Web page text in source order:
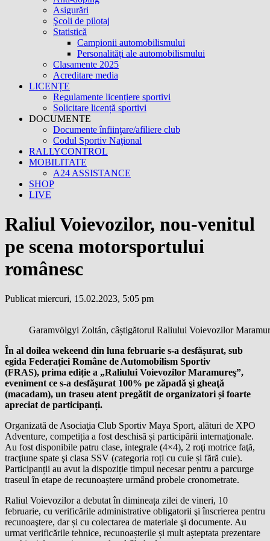
Asigurări
Şcoli de pilotaj
Statistică
Campionii automobilismului
Personalități ale automobilismului
Clasamente 2025
Acreditare media
LICENȚE
Regulamente licențiere sportivi
Solicitare licență sportivi
DOCUMENTE
Documente înfiinţare/afiliere club
Codul Sportiv Naţional
RALLYCONTROL
MOBILITATE
A24 ASSISTANCE
SHOP
LIVE
Raliul Voievozilor, nou-venitul
pe scena motorsportului
românesc
Publicat miercuri, 15.02.2023, 5:05 pm
Garamvölgyi Zoltán, câștigătorul Raliului Voievozilor
În al doilea wekeend din luna februarie s-a desfășurat, sub
egida Federației Române de Automobilism Sportiv
(FRAS), prima ediție a „Raliului Voievozilor Maramureş”,
eveniment ce s-a desfăşurat 100% pe zăpadă şi gheaţă
(macadam), un traseu atent pregătit de organizatori și foarte
apreciat de participanți.
Organizată de Asociaţia Club Sportiv Maya Sport, alături de XPO
Adventure, competiția a fost deschisă și participării internaţionale.
Au fost disponibile patru clase, integrale (4×4), 2 roţi motrice faţă,
tracţiune spate şi clasa SSV (categoria roți cu cuie și fără cuie).
Participanții au avut la dispoziție timpul necesar pentru a parcurge
traseul în etape de recunoaștere urmând probele cronometrate.
Raliul Voievozilor a debutat în dimineața zilei de vineri, 10
februarie, cu verificările administrative obligatorii şi înscrierea pentru
recunoaştere, dar și cu colectarea de materiale şi documente. Au
urmat verificările tehnice, recunoașterile și mult așteptata prezentare